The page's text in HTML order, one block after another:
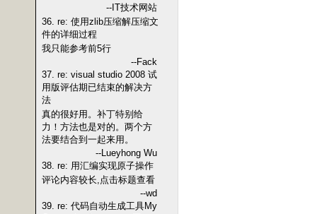
--IT技术网站
36. re: 使用zlib压缩解压缩文
件的详细过程
我只能参考前5行
--Fack
37. re: visual studio 2008 试
用版评估期已结束的解决方
法
真的很好用。补丁特别给
力！方法也是对的。两个方
法要结合到一起来用。
--Lueyhong Wu
38. re: 用汇编实现原子操作
评论内容较长,点击标题查看
--wd
39. re: 代码自动生成工具My